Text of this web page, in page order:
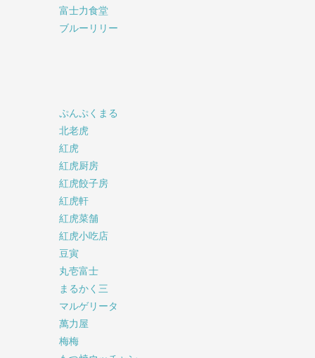
富士力食堂
ブルーリリー
ぷんぷくまる
北老虎
紅虎
紅虎厨房
紅虎餃子房
紅虎軒
紅虎菜舗
紅虎小吃店
豆寅
丸壱富士
まるかく三
マルゲリータ
萬力屋
梅梅